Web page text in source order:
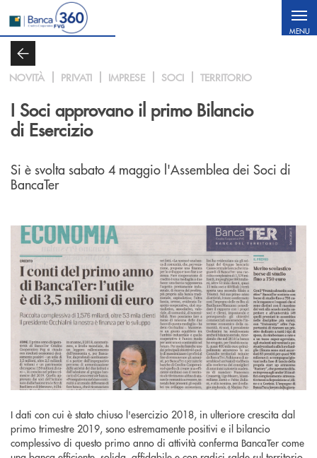
Salta al contenuto principale
MENU
NOVITÀ PRIVATI IMPRESE SOCI TERRITORIO
I Soci approvano il primo Bilancio
di Esercizio
Si è svolta sabato 4 maggio l'Assemblea dei Soci di
BancaTer
I dati con cui è stato chiuso l'esercizio 2018, in ulteriore crescita dal
primo trimestre 2019, sono estremamente positivi e il bilancio
complessivo di questo primo anno di attività conferma BancaTer come